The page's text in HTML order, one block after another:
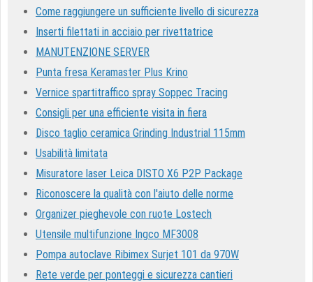
Come raggiungere un sufficiente livello di sicurezza
Inserti filettati in acciaio per rivettatrice
MANUTENZIONE SERVER
Punta fresa Keramaster Plus Krino
Vernice spartitraffico spray Soppec Tracing
Consigli per una efficiente visita in fiera
Disco taglio ceramica Grinding Industrial 115mm
Usabilità limitata
Misuratore laser Leica DISTO X6 P2P Package
Riconoscere la qualità con l'aiuto delle norme
Organizer pieghevole con ruote Lostech
Utensile multifunzione Ingco MF3008
Pompa autoclave Ribimex Surjet 101 da 970W
Rete verde per ponteggi e sicurezza cantieri